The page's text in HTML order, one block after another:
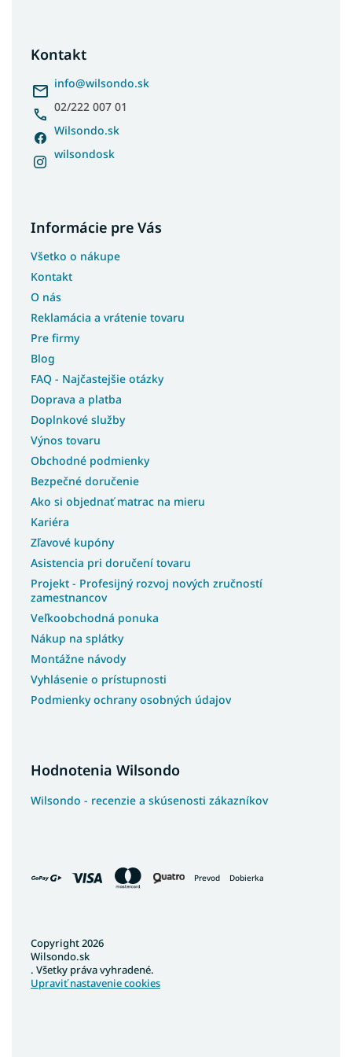
Kontakt
info@wilsondo.sk
02/222 007 01
Wilsondo.sk
wilsondosk
Informácie pre Vás
Všetko o nákupe
Kontakt
O nás
Reklamácia a vrátenie tovaru
Pre firmy
Blog
FAQ - Najčastejšie otázky
Doprava a platba
Doplnkové služby
Výnos tovaru
Obchodné podmienky
Bezpečné doručenie
Ako si objednať matrac na mieru
Kariéra
Zľavové kupóny
Asistencia pri doručení tovaru
Projekt - Profesijný rozvoj nových zručností
zamestnancov
Veľkoobchodná ponuka
Nákup na splátky
Montážne návody
Vyhlásenie o prístupnosti
Podmienky ochrany osobných údajov
Hodnotenia Wilsondo
Wilsondo - recenzie a skúsenosti zákazníkov
Prevod Dobierka
Copyright 2026
Wilsondo.sk
. Všetky práva vyhradené.
Upraviť nastavenie cookies